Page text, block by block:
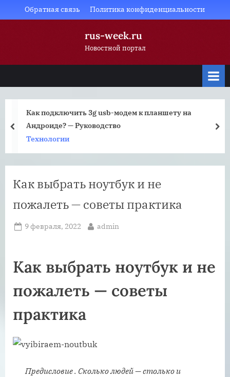
to
Обратная связь Политика конфиденциальности
rus-week.ru
Новостной портал
Как подключить 3g usb-модем к планшету на
Андроиде? — Руководство
Технологии
prev
Как выбрать ноутбук и не
пожалеть — советы практика
Posted
9 февраля, 2022 By
admin
Как выбрать ноутбук и не
пожалеть — советы
практика
Предисловие . Сколько людей — столько и